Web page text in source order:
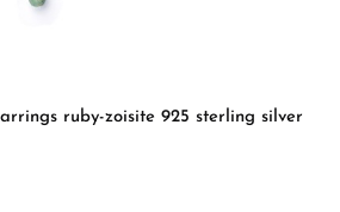
ruby-zoisite 925 sterling silver